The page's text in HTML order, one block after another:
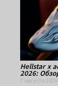
Hellstar x
2026:
7 августа 2026